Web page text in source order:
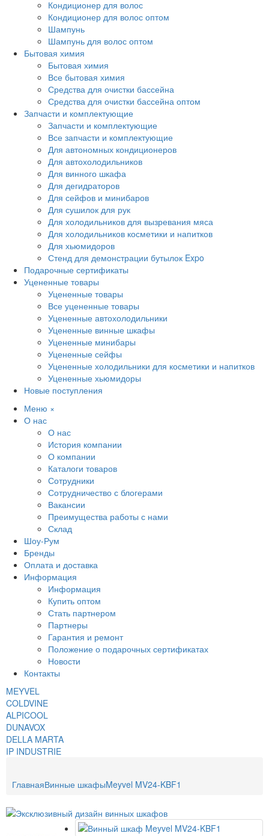
Кондиционер для волос
Кондиционер для волос оптом
Шампунь
Шампунь для волос оптом
Бытовая химия
Бытовая химия
Все бытовая химия
Средства для очистки бассейна
Средства для очистки бассейна оптом
Запчасти и комплектующие
Запчасти и комплектующие
Все запчасти и комплектующие
Для автономных кондиционеров
Для автохолодильников
Для винного шкафа
Для дегидраторов
Для сейфов и минибаров
Для сушилок для рук
Для холодильников для вызревания мяса
Для холодильников косметики и напитков
Для хьюмидоров
Стенд для демонстрации бутылок Expo
Подарочные сертификаты
Уцененные товары
Уцененные товары
Все уцененные товары
Уцененные автохолодильники
Уцененные винные шкафы
Уцененные минибары
Уцененные сейфы
Уцененные холодильники для косметики и напитков
Уцененные хьюмидоры
Новые поступления
Меню ×
О нас
О нас
История компании
О компании
Каталоги товаров
Сотрудники
Сотрудничество с блогерами
Вакансии
Преимущества работы с нами
Склад
Шоу-Рум
Бренды
Оплата и доставка
Информация
Информация
Купить оптом
Стать партнером
Партнеры
Гарантия и ремонт
Положение о подарочных сертификатах
Новости
Контакты
MEYVEL
COLDVINE
ALPICOOL
DUNAVOX
DELLA MARTA
IP INDUSTRIE
ГлавнаяВинные шкафыMeyvel MV24-KBF1